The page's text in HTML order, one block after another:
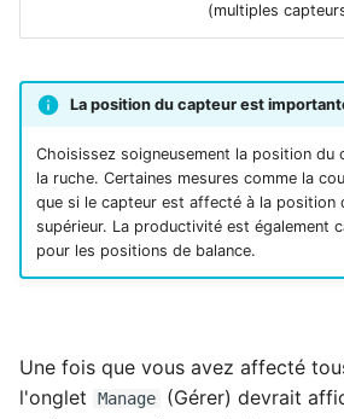
(multiples
La position du capteur est
Choisissez soigneusement la position du
la ruche. Certaines mesures comme la
que si le capteur est affecté à la position
supérieur. La productivité est également
pour les positions de balance.
Une fois que vous avez affecté
l'onglet
Manage
(Gérer) devrait